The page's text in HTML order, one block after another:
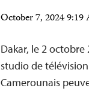
October 7, 2024
Dakar, le 2 octobre
studio de télévision
Camerounais